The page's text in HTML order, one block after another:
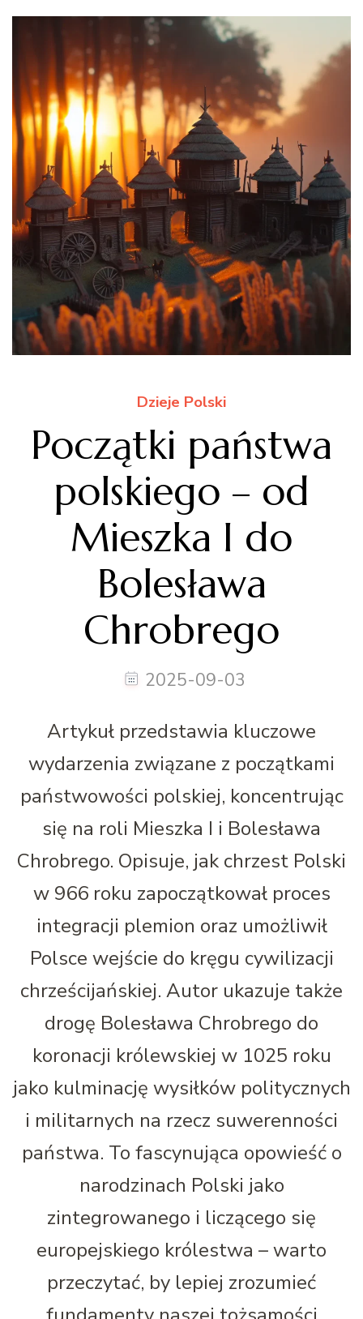
Dzieje Polski
Początki państwa
polskiego – od
Mieszka I do
Bolesława
Chrobrego
2025-09-03
Artykuł przedstawia kluczowe
wydarzenia związane z początkami
państwowości polskiej, koncentrując
się na roli Mieszka I i Bolesława
Chrobrego. Opisuje, jak chrzest Polski
w 966 roku zapoczątkował proces
integracji plemion oraz umożliwił
Polsce wejście do kręgu cywilizacji
chrześcijańskiej. Autor ukazuje także
drogę Bolesława Chrobrego do
koronacji królewskiej w 1025 roku
jako kulminację wysiłków politycznych
i militarnych na rzecz suwerenności
państwa. To fascynująca opowieść o
narodzinach Polski jako
zintegrowanego i liczącego się
europejskiego królestwa – warto
przeczytać, by lepiej zrozumieć